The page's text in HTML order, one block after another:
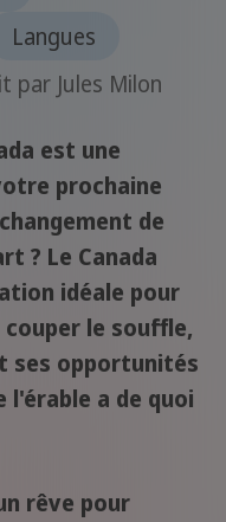
Langues
par Jules Milon
est une
prochaine
de
? Le Canada
idéale pour
couper le souffle,
ses opportunités
l'érable a de quoi
rêve pour